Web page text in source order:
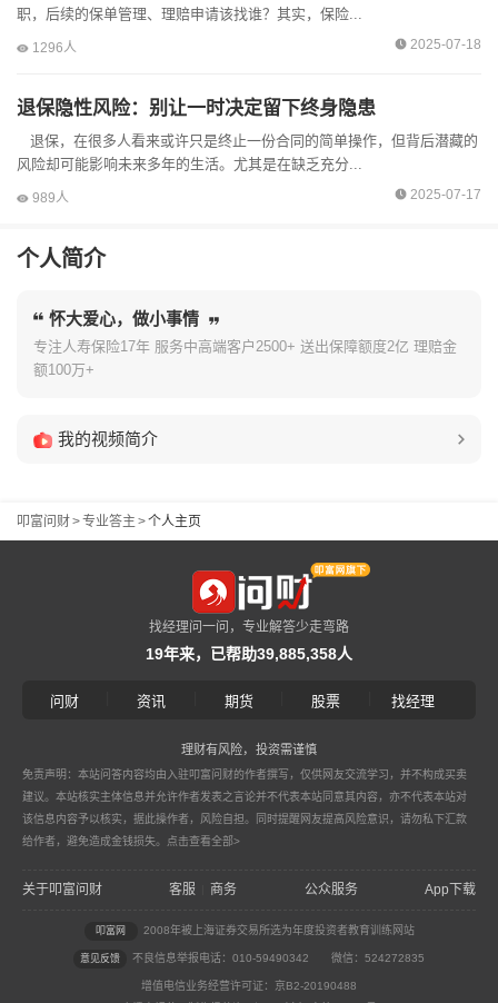
职，后续的保单管理、理赔申请该找谁？其实，保险...
1296人 2025-07-18
退保隐性风险：别让一时决定留下终身隐患
退保，在很多人看来或许只是终止一份合同的简单操作，但背后潜藏的
风险却可能影响未来多年的生活。尤其是在缺乏充分...
989人 2025-07-17
个人简介
怀大爱心，做小事情
专注人寿保险17年 服务中高端客户2500+ 送出保障额度2亿 理赔金
额100万+
我的视频简介
叩富问财>专业答主 >个人主页
找经理问一问，专业解答少走弯路
19年来，已帮助39,885,358人
问财 资讯 期货 股票 找经理
理财有风险，投资需谨慎
免责声明：本站问答内容均由入驻叩富问财的作者撰写，仅供网友交流学习，并不构成买卖
建议。本站核实主体信息并允许作者发表之言论并不代表本站同意其内容，亦不代表本站对
该信息内容予以核实，据此操作者，风险自担。同时提醒网友提高风险意识，请勿私下汇款
给作者，避免造成金钱损失。 点击查看全部>
关于叩富问财 客服 商务 公众服务 App下载
叩富网 2008年被上海证券交易所选为年度投资者教育训练网站
意见反馈 不良信息举报电话：010-59490342 微信：524272835
增值电信业务经营许可证：京B2-20190488